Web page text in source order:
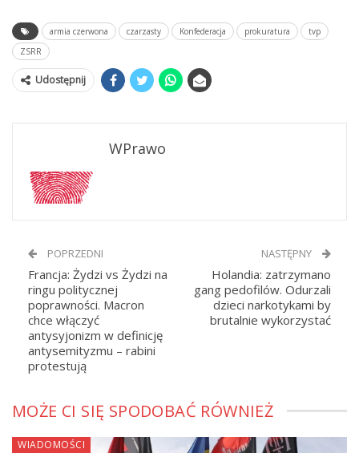
armia czerwona czarzasty Konfederacja prokuratura
tvp
ZSRR
Udostępnij
WPrawo
POPRZEDNI
Francja: Żydzi vs Żydzi na
ringu politycznej
poprawności. Macron
chce włączyć
antysyjonizm w definicję
antysemityzmu – rabini
protestują
NASTĘPNY
Holandia: zatrzymano
gang pedofilów. Odurzali
dzieci narkotykami by
brutalnie wykorzystać
MOŻE CI SIĘ SPODOBAĆ RÓWNIEŻ
WIADOMOŚCI